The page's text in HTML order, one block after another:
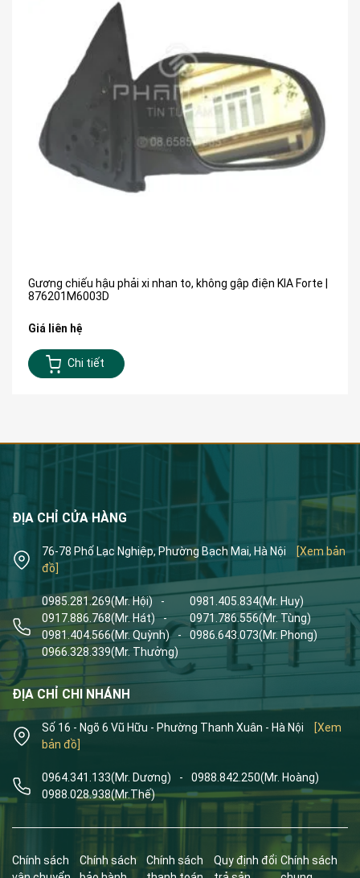
Gương chiếu hậu phải xi nhan to, không gập điện KIA Forte |
876201M6003D
Giá liên hệ
Chi tiết
ĐỊA CHỈ CỬA HÀNG
76-78 Phố Lạc Nghiệp, Phường Bạch Mai, Hà Nội
[Xem bản
đồ]
0985.281.269(Mr. Hội) - 0981.405.834(Mr. Huy)
0917.886.768(Mr. Hát) - 0971.786.556(Mr. Tùng)
0981.404.566(Mr. Quỳnh) - 0986.643.073(Mr. Phong)
0966.328.339(Mr. Thưởng)
ĐỊA CHỈ CHI NHÁNH
Số 16 - Ngõ 6 Vũ Hữu - Phường Thanh Xuân - Hà Nội
[Xem
bản đồ]
0964.341.133(Mr. Dương) - 0988.842.250(Mr. Hoàng)
0988.028.938(Mr.Thế)
Chính sách
Chính sách
Chính sách
Quy định đổi Chính sách